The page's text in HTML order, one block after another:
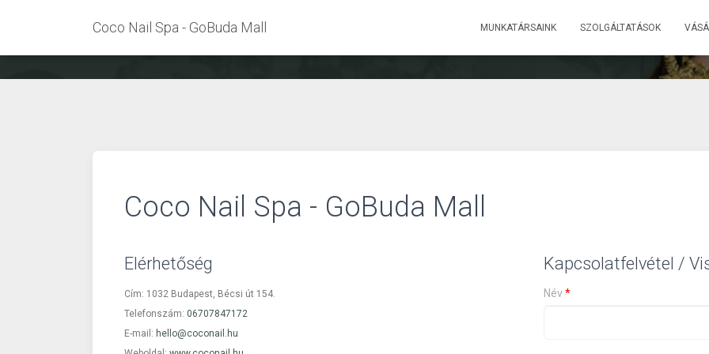
Coco Nail Spa - GoBuda Mall MUNKATÁRSAINK SZOLGÁLTATÁSOK
Coco Nail Spa - GoBuda Mall
Elérhetőség
Cím: 1032 Budapest, Bécsi út 154.
Telefonszám: 06707847172
E-mail: hello@coconail.hu
Kapcsolatfelvétel /
Név*